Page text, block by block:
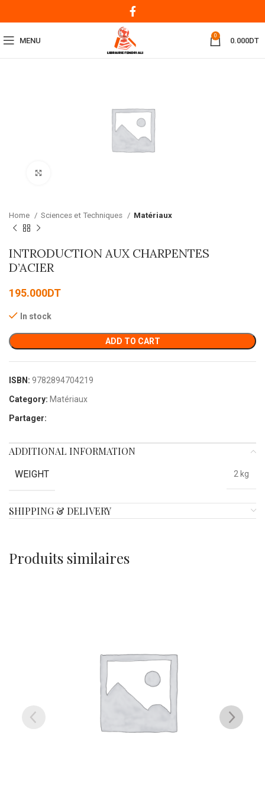
MENU
0
0.000DT
Home Sciences et Techniques Matériaux
INTRODUCTION AUX CHARPENTES
D’ACIER
195.000DT
In stock
ADD TO CART
ISBN: 9782894704219
Category: Matériaux
Partager:
ADDITIONAL INFORMATION
WEIGHT 2 kg
SHIPPING & DELIVERY
Produits similaires